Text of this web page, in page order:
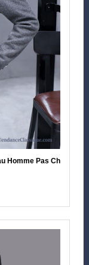
Homme Pas Cher